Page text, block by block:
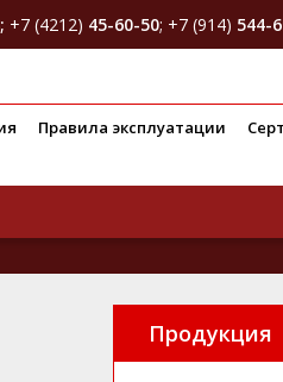
+7 (4212) 45-60-50; +7 (914) 544-
Правила эксплуатации
Продукция